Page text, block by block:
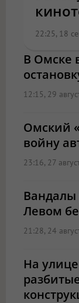
22:25, 18
В Омске
12:15, 29
Омский
войну
23:16, 27
Вандалы
Левом
21:28, 24
На